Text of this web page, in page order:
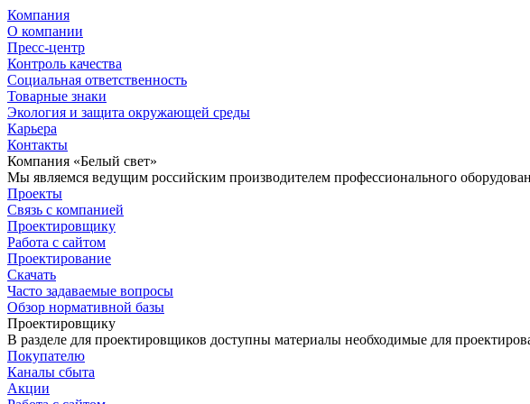
Компания
О компании
Пресс-центр
Контроль качества
Социальная ответственность
Товарные знаки
Экология и защита окружающей среды
Карьера
Контакты
Компания «Белый свет»
Мы являемся ведущим российским производителем профессионального
Проекты
Связь с компанией
Проектировщику
Работа с сайтом
Проектирование
Скачать
Часто задаваемые вопросы
Обзор нормативной базы
Проектировщику
В разделе для проектировщиков доступны материалы необходимые для
Покупателю
Каналы сбыта
Акции